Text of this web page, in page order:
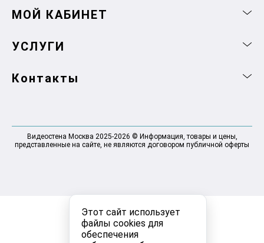
Этот сайт использует
файлы cookies для
обеспечения
МОЙ КАБИНЕТ
УСЛУГИ
Контакты
Видеостена Москва 2025-2026 © Информация, товары и цены,
представленные на сайте, не являются договором публичной оферты